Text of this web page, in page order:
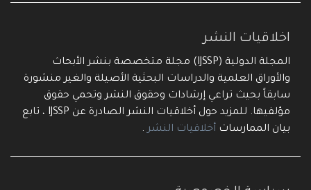
اخلاقيات النشر
المجلة الدولية (IJSSP) مجلة متخصصة بنشر الأبحاث
والأوراق العلمية والدراسات البحثية الأصيلة والغير منشورة
سابقاً بحيث تراعي إرشادات وحقوق النشر وتحمي حقوق
مؤلفيها. للمزيد حول أخلاقيات النشر الصادرة عن IJSSP ، تابع
بيان الممارسات أخلاقيات النشر .